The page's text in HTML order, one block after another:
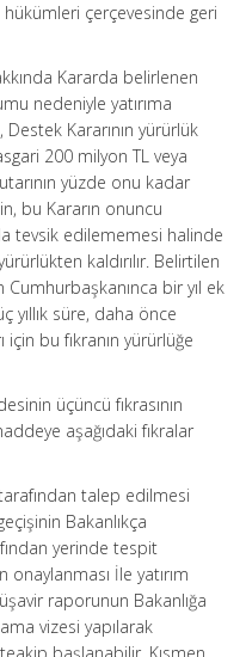
hükümleri çerçevesinde geri
Kararda belirlenen
nedeniyle yatırıma
Kararının yürürlük
200 milyon TL veya
yüzde onu kadar
bu Kararın onuncu
tevsik edilememesi halinde
kaldırılır. Belirtilen
bir yıl ek
yıllık süre, daha önce
bu fıkranın yürürlüğe
üçüncü fıkrasının
aşağıdaki fıkralar
talep edilmesi
Bakanlıkça
yerinde tespit
İle yatırım
raporunun Bakanlığa
vizesi yapılarak